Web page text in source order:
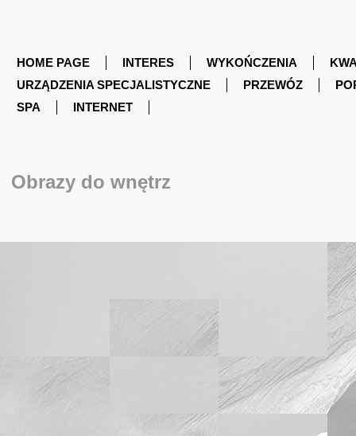
HOME PAGE INTERES WYKOŃCZENIA
URZĄDZENIA SPECJALISTYCZNE
PRZEWÓZ
SPA
INTERNET
Obrazy do wnętrz